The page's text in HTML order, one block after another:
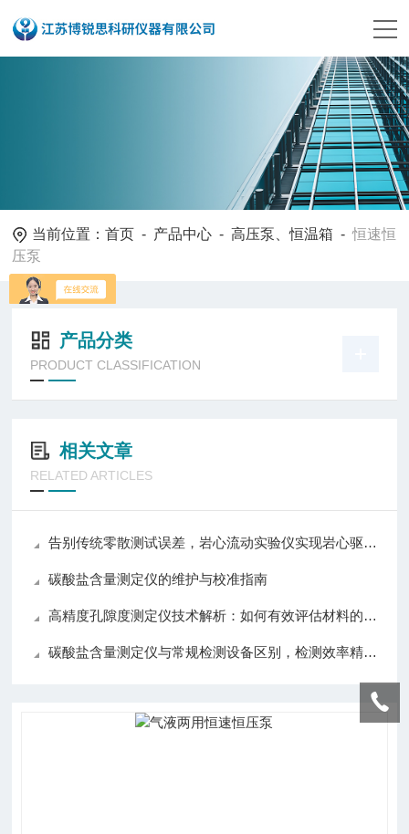
当前位置：首页 - 产品中心 -高压泵、恒温箱 -恒速恒
压泵
产品分类
PRODUCT CLASSIFICATION
相关文章
RELATED ARTICLES
告别传统零散测试误差，岩心流动实验仪实现岩心驱替全流程自动化精准控制
碳酸盐含量测定仪的维护与校准指南
高精度孔隙度测定仪技术解析：如何有效评估材料的孔隙度与渗透性
碳酸盐含量测定仪与常规检测设备区别，检测效率精准度操作对比分析